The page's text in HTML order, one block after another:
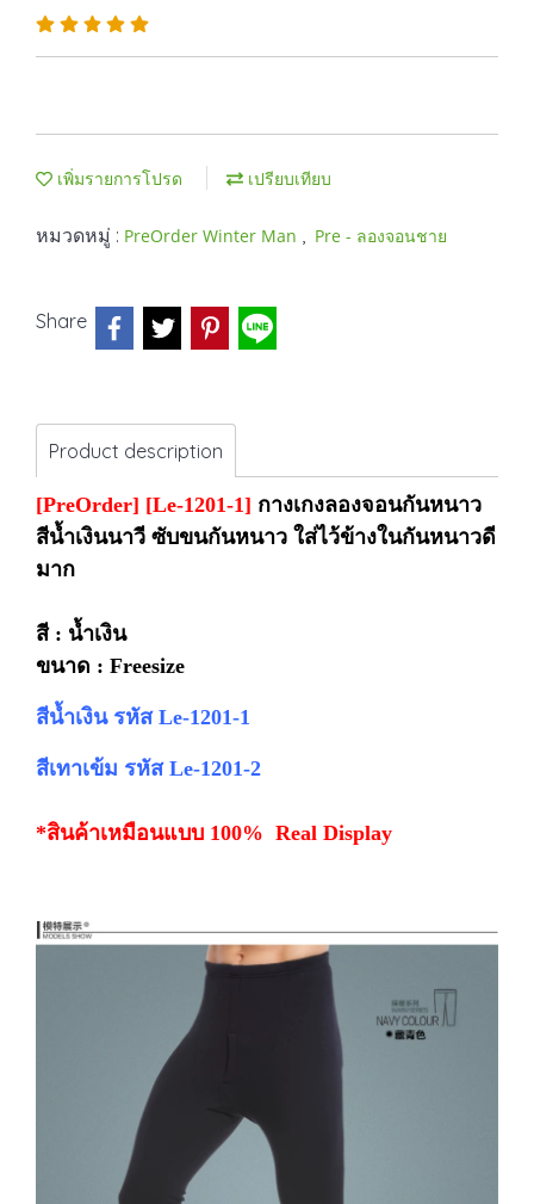
เพิ่มรายการโปรด เปรียบเทียบ
หมวดหมู่ : PreOrder Winter Man , Pre - ลองจอนชาย
Share
Product description
[PreOrder] [Le-1201-1] กางเกงลองจอนกันหนาว
สีน้ำเงินนาวี ซับขนกันหนาว ใส่ไว้ข้างในกันหนาวดี
มาก
สี : น้ำเงิน
ขนาด : Freesize
สีน้ำเงิน รหัส Le-1201-1
สีเทาเข้ม รหัส Le-1201-2
*สินค้าเหมือนแบบ 100% Real Display